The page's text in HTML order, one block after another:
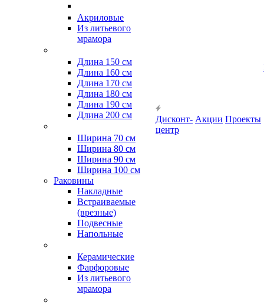
Акриловые
Из литьевого
мрамора
Длина 150 см
Длина 160 см
Длина 170 см
Длина 180 см
Длина 190 см
Длина 200 см
Ширина 70 см
Ширина 80 см
Ширина 90 см
Ширина 100 см
Раковины
Накладные
Встраиваемые
(врезные)
Подвесные
Напольные
Керамические
Фарфоровые
Из литьевого
мрамора
Дисконт-
центр
Акции Проекты